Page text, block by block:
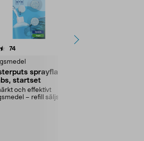
74recensioner
sprayflaska
startset
och effektivt
– refill säljs
4.5av 5 stjärnor